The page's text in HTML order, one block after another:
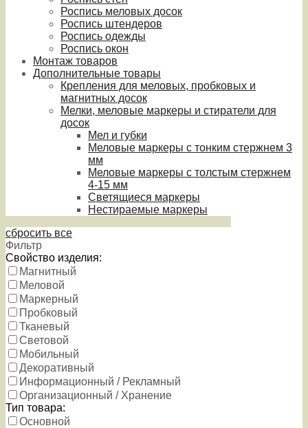
Роспись меловых досок
Роспись штендеров
Роспись одежды
Роспись окон
Монтаж товаров
Дополнительные товары
Крепления для меловых, пробковых и
магнитных досок
Мелки, меловые маркеры и стиратели для
досок
Мел и губки
Меловые маркеры с тонким стержнем 3
мм
Меловые маркеры с толстым стержнем
4-15 мм
Светящиеся маркеры
Нестираемые маркеры
сбросить все
Фильтр
Свойство изделия:
Магнитный
Меловой
Маркерный
Пробковый
Тканевый
Световой
Мобильный
Декоративный
Информационный / Рекламный
Организационный / Хранение
Тип товара:
Основной